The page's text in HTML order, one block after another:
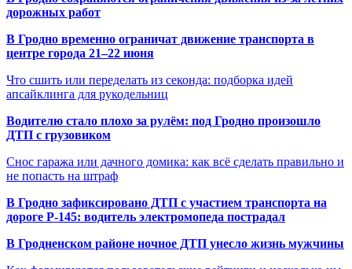
дорожных работ
В Гродно временно ограничат движение транспорта в
центре города 21–22 июня
Что сшить или переделать из секонда: подборка идей
апсайклинга для рукодельниц
Водителю стало плохо за рулём: под Гродно произошло
ДТП с грузовиком
Снос гаража или дачного домика: как всё сделать правильно и
не попасть на штраф
В Гродно зафиксировано ДТП с участием транспорта на
дороге Р-145: водитель электромопеда пострадал
В Гродненском районе ночное ДТП унесло жизнь мужчины